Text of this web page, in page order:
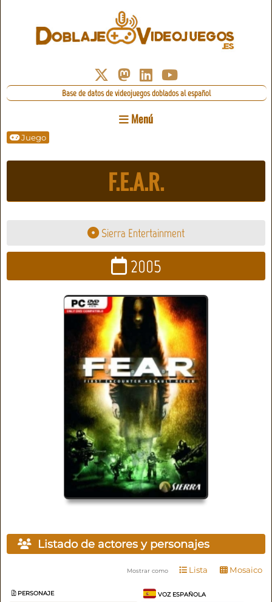
Base de datos de videojuegos doblados al español
Menú
Juego
F.E.A.R.
Sierra Entertainment
2005
Listado de actores y personajes
Mostrar como Lista Mosaico
PERSONAJE VOZ ESPAÑOLA